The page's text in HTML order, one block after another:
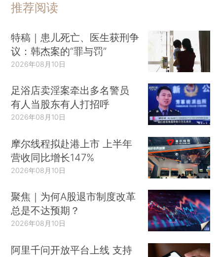
推荐阅读
特稿｜患儿死亡、医生获刑争
议：韩杰案的“罪与罚”
2026年08月10日
足浴店卖淫案牵出多名警员
有人当股东有人打招呼
2026年08月10日
摩尔线程拟赴港上市 上半年
营收同比增长147%
2026年08月10日
聚焦｜为何A股退市制度改革
总是不达预期？
2026年08月10日
阿里千问开放平台上线 支持